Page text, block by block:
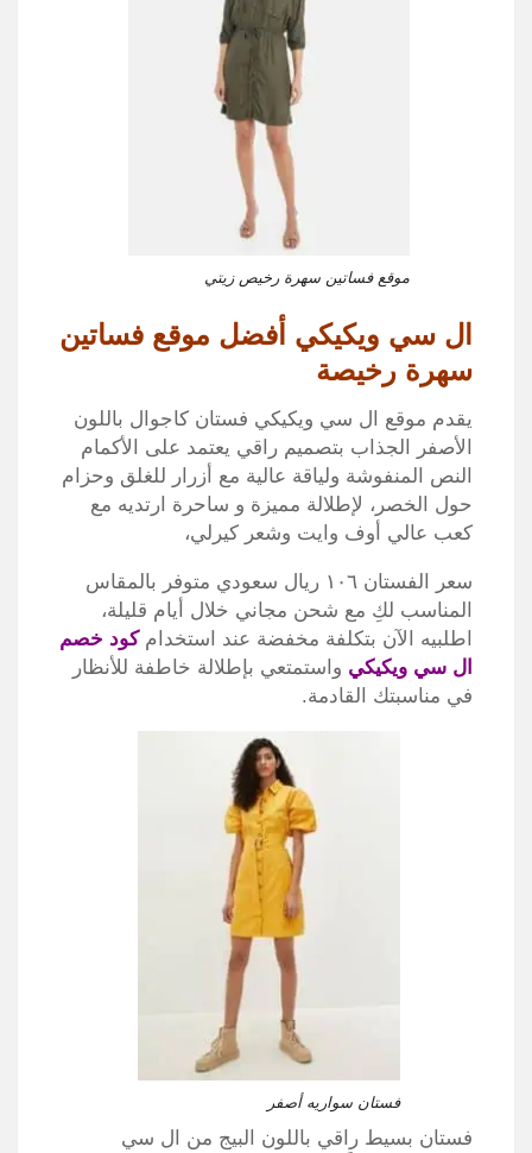
موقع فساتين سهرة رخيص زيتي
ال سي ويكيكي أفضل موقع فساتين
سهرة رخيصة
يقدم موقع ال سي ويكيكي فستان كاجوال باللون
الأصفر الجذاب بتصميم راقي يعتمد على الأكمام
النص المنفوشة ولياقة عالية مع أزرار للغلق وحزام
حول الخصر، لإطلالة مميزة و ساحرة ارتديه مع
كعب عالي أوف وايت وشعر كيرلي،
سعر الفستان ١٠٦ ريال سعودي متوفر بالمقاس
المناسب لكِ مع شحن مجاني خلال أيام قليلة،
اطلبيه الآن بتكلفة مخفضة عند استخدامكود خصم
ال سي ويكيكي واستمتعي بإطلالة خاطفة للأنظار
في مناسبتك القادمة.
فستان سواريه أصفر
فستان بسيط راقي باللون البيج من ال سي